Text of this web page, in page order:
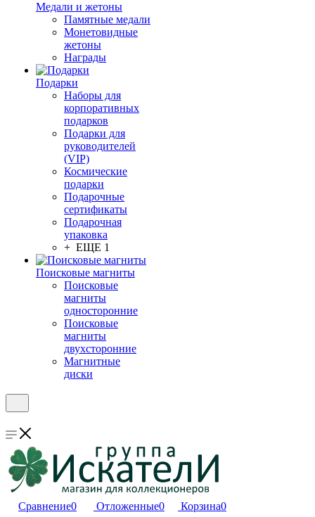
Медали и жетоны
Памятные медали
Монетовидные
жетоны
Награды
Подарки
Наборы для
корпоративных
подарков
Подарки для
руководителей
(VIP)
Космические
подарки
Подарочные
сертификаты
Подарочная
упаковка
+ ЕЩЕ 1
Поисковые магниты
Поисковые
магниты
односторонние
Поисковые
магниты
двухсторонние
Магнитные
диски
Сравнение0 Отложенные0 Корзина0